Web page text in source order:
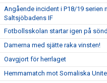
Angående incident i P18/19 serien
Saltsjöbadens IF
Fotbollsskolan startar igen på
Damerna med sjätte raka vinsten!
Oavgjort för herrlaget
Hemmamatch mot Somaliska